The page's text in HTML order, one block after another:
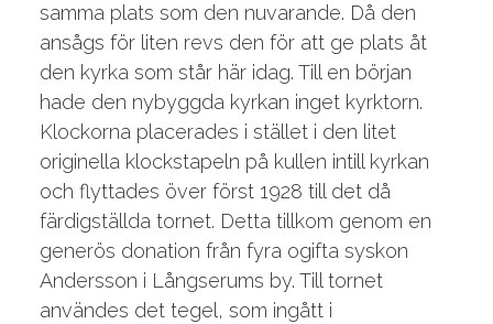
samma plats som den nuvarande. Då den
ansågs för liten revs den för att ge plats åt
den kyrka som står här idag. Till en början
hade den nybyggda kyrkan inget kyrktorn.
Klockorna placerades i stället i den litet
originella klockstapeln på kullen intill kyrkan
och flyttades över först 1928 till det då
färdigställda tornet. Detta tillkom genom en
generös donation från fyra ogifta syskon
Andersson i Långserums by. Till tornet
användes det tegel, som ingått i